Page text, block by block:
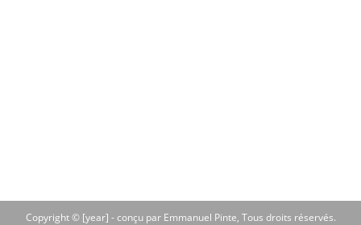
Copyright © [year] -conçu par Emmanuel Pinte, Tous droits réservés.